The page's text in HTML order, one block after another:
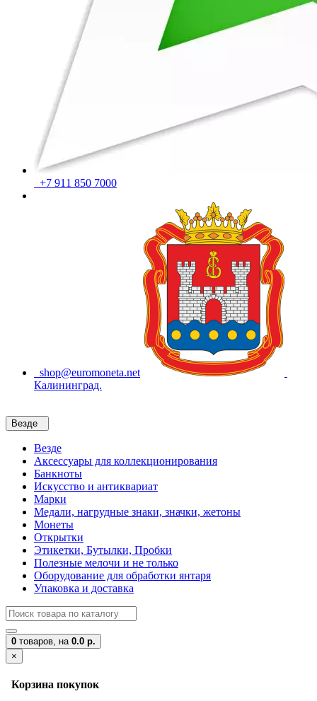
+7 911 850 7000
shop@euromoneta.net
Калининград.
Везде
Везде
Аксессуары для коллекционирования
Банкноты
Искусство и антиквариат
Марки
Медали, нагрудные знаки, значки, жетоны
Монеты
Открытки
Этикетки, Бутылки, Пробки
Полезные мелочи и не только
Оборудование для обработки янтаря
Упаковка и доставка
0 товаров, на 0.0 р.
×
Корзина покупок